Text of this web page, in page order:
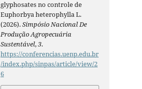
glyphosates no controle de
Euphorbya heterophylla L.
(2026).Simpósio Nacional De
Produção Agropecuária
Sustentável,3.
https://conferencias.uenp.edu.br
/index.php/sinpas/article/view/2
6